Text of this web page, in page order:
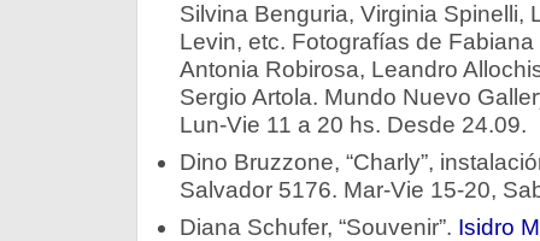
Silvina Benguria, Virginia Spinelli,
Levin, etc. Fotografías de
Antonia Robirosa, Leandro
Sergio Artola. Mundo Nuevo
Lun-Vie 11 a 20 hs. Desde 24.09.
Dino Bruzzone, “Charly”,
Salvador 5176. Mar-Vie 15-20,
Diana Schufer, “Souvenir”. Isidro